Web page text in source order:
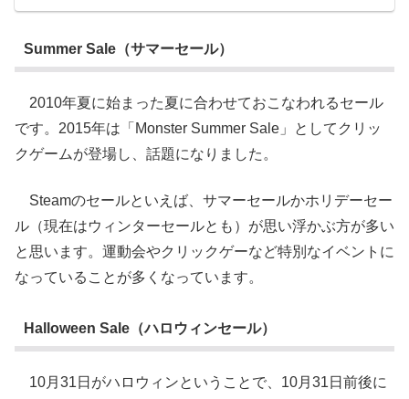
Summer Sale（サマーセール）
2010年夏に始まった夏に合わせておこなわれるセール
です。2015年は「Monster Summer Sale」としてクリッ
クゲームが登場し、話題になりました。
Steamのセールといえば、サマーセールかホリデーセー
ル（現在はウィンターセールとも）が思い浮かぶ方が多い
と思います。運動会やクリックゲーなど特別なイベントに
なっていることが多くなっています。
Halloween Sale（ハロウィンセール）
10月31日がハロウィンということで、10月31日前後に